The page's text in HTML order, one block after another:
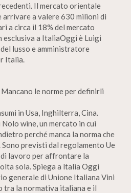
Il mercato orientale
arrivare a valere 630 milioni di
a circa il 18% del mercato
a ItaliaOggi è Luigi
lusso e amministratore
Italia.
le norme per definirli
in Usa, Inghilterra, Cina.
wine, un mercato in cui
perché manca la norma che
previsti dal regolamento Ue
lavoro per affrontare la
sola. Spiega a ltalia Oggi
generale di Unione Italiana Vini
tra la normativa italiana e il